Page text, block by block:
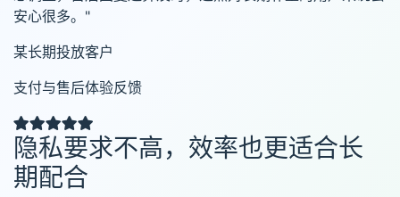
安心很多。"
某长期投放客户
支付与售后体验反馈
隐私要求不高，效率也更适合长
期配合